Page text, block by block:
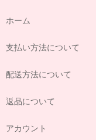
ホーム
支払い方法について
配送方法について
返品について
アカウント